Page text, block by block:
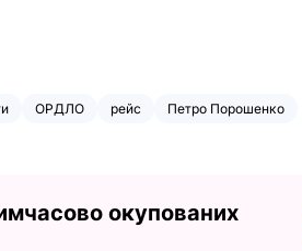
ОРДЛО рейс
Петро Порошенко
окупованих